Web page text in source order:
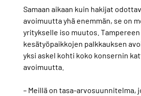
Samaan aikaan kuin hakijat
avoimuutta yhä enemmän, se on
yritykselle iso muutos.
kesätyöpaikkojen palkkauksen
yksi askel kohti koko konsernin
avoimuutta.
– Meillä on tasa-arvosuunnitelma,